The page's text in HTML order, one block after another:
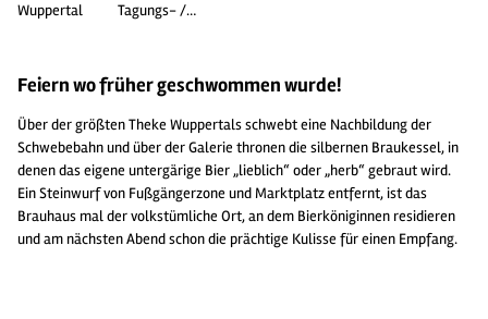
Wuppertal Tagungs- /…
Feiern wo früher geschwommen wurde!
Über der größten Theke Wuppertals schwebt eine Nachbildung der
Schwebebahn und über der Galerie thronen die silbernen Braukessel, in
denen das eigene untergärige Bier „lieblich“ oder „herb“ gebraut wird.
Ein Steinwurf von Fußgängerzone und Marktplatz entfernt, ist das
Brauhaus mal der volkstümliche Ort, an dem Bierköniginnen residieren
und am nächsten Abend schon die prächtige Kulisse für einen Empfang.